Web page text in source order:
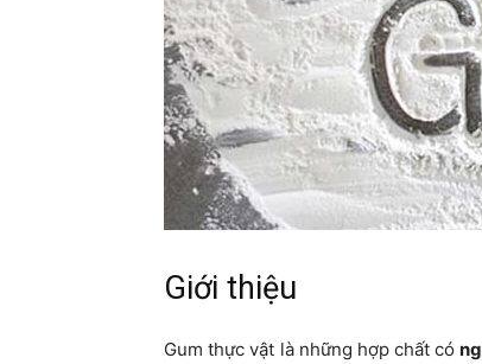
Giới thiệu
Gum thực vật là những hợp chất có